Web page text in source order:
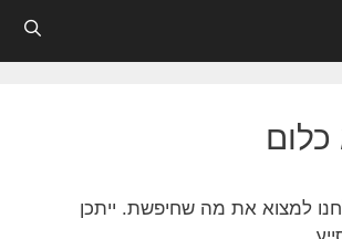
למצוא את מה שחיפשת. ייתכן